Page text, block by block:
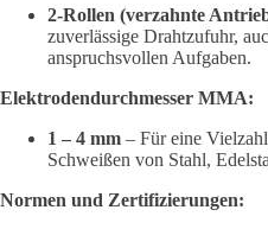
2-Rollen (verzahnte
zuverlässige Drahtzufuhr,
anspruchsvollen Aufgaben.
Elektrodendurchmesser MMA:
1 – 4 mm – Für eine
Schweißen von Stahl,
Normen und Zertifizierungen: